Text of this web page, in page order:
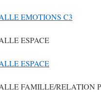
EMOTIONS C3
ESPACE
ESPACE
FAMILLE/RELATION